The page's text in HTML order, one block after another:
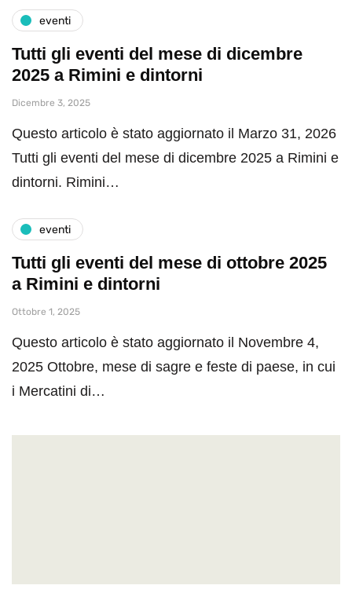
eventi
Tutti gli eventi del mese di dicembre
2025 a Rimini e dintorni
Dicembre 3, 2025
Questo articolo è stato aggiornato il Marzo 31, 2026
Tutti gli eventi del mese di dicembre 2025 a Rimini e
dintorni. Rimini…
eventi
Tutti gli eventi del mese di ottobre 2025
a Rimini e dintorni
Ottobre 1, 2025
Questo articolo è stato aggiornato il Novembre 4,
2025 Ottobre, mese di sagre e feste di paese, in cui
i Mercatini di…